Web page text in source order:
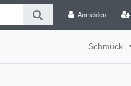
Anmelden
Schmuck